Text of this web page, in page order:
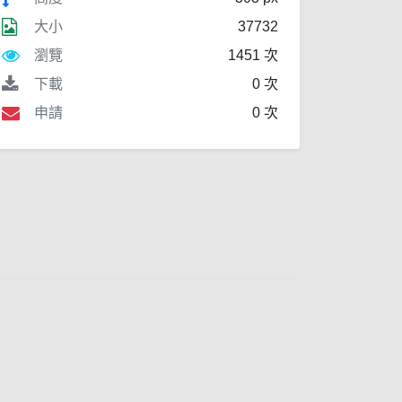
大小
37732
瀏覽
1451 次
下載
0 次
申請
0 次